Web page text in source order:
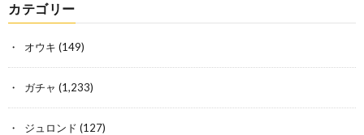
カテゴリー
オウキ (149)
ガチャ (1,233)
ジュロンド (127)